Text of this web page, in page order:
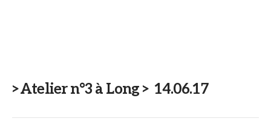
>Atelier n°3 à Long > 14.06.17